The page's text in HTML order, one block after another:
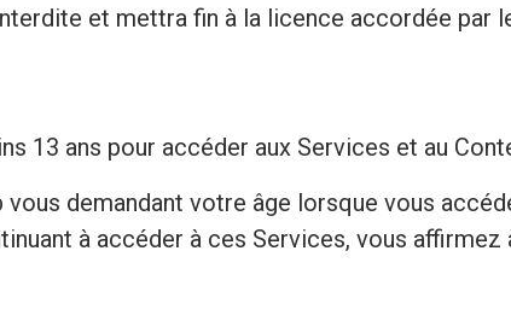
et mettra fin à la licence accordée par
13 ans pour accéder aux Services et au
demandant votre âge lorsque vous
à accéder à ces Services, vous affirmez